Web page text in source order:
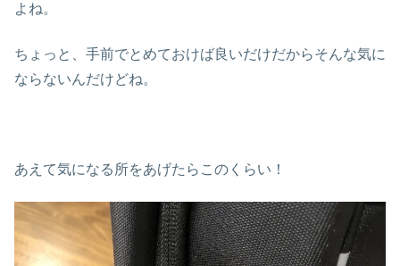
よね。
ちょっと、手前でとめておけば良いだけだからそんな気に
ならないんだけどね。
あえて気になる所をあげたらこのくらい！